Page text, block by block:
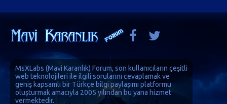
MsXLabs (Mavi Karanlık) Forum, son kullanıcıların çeşitli
web teknolojileri ile ilgili sorularını cevaplamak ve
geniş kapsamlı bir Türkçe bilgi paylaşımı platformu
oluşturmak amacıyla 2005 yılından bu yana hizmet
vermektedir.